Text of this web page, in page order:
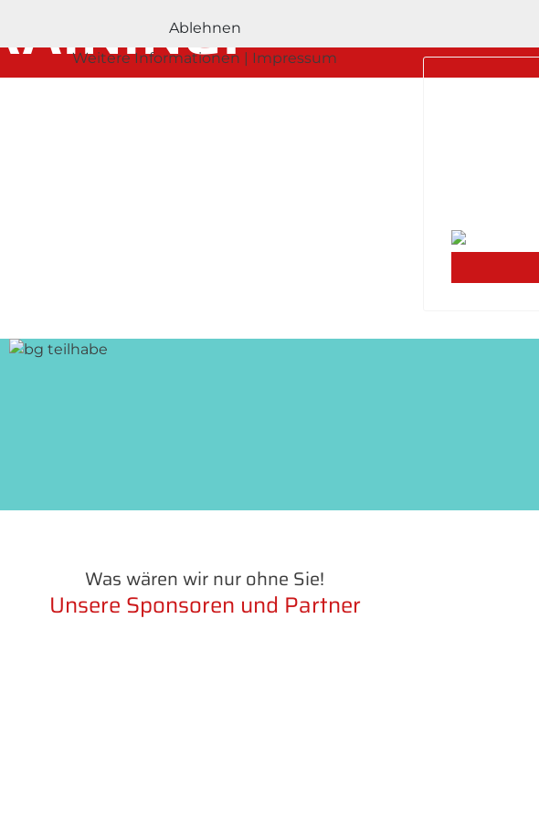
Was wären wir nur ohne Sie!
Unsere Sponsoren und Partner
Ablehnen
Weitere Informationen | Impressum